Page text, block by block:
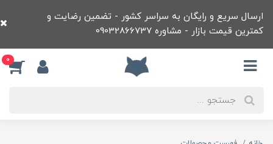
ارسال سریع و رایگان به سراسر کشور - تضمین رضایت و
کمترین قیمت بازار - مشاوره 09032866737
0